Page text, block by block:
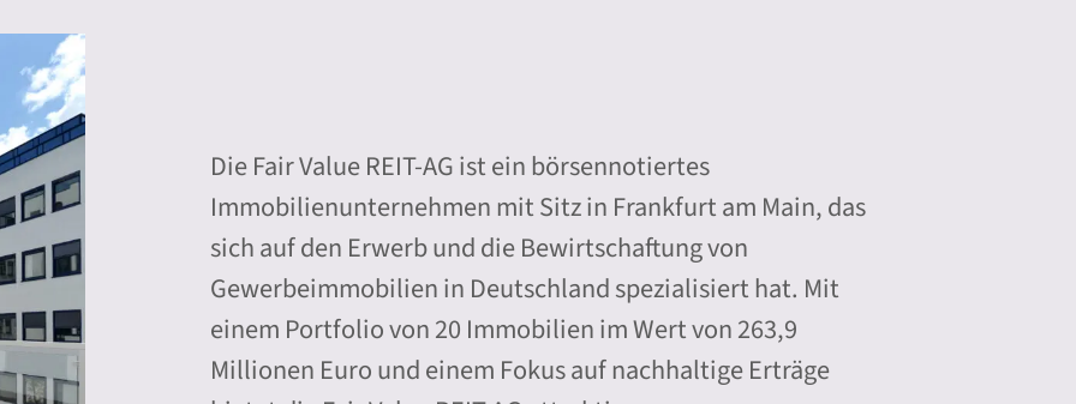
Die Fair Value REIT-AG ist ein börsennotiertes
Immobilienunternehmen mit Sitz in Frankfurt am Main, das
sich auf den Erwerb und die Bewirtschaftung von
Gewerbeimmobilien in Deutschland spezialisiert hat. Mit
einem Portfolio von 20 Immobilien im Wert von 263,9
Millionen Euro und einem Fokus auf nachhaltige Erträge